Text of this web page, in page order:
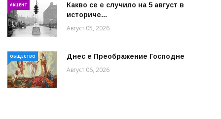
АКЦЕНТ
Какво се е случило на 5 август в
историче...
Август 05, 2026
ОБЩЕСТВО Днес е Преображение Господне
Август 06, 2026